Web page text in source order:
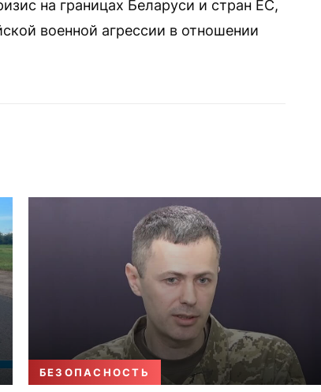
на границах Беларуси и стран ЕС,
военной агрессии в отношении
БЕЗОПАСНОСТЬ